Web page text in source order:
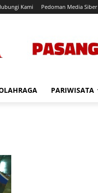
Kami Pedoman Media Siber
PARIWISATA